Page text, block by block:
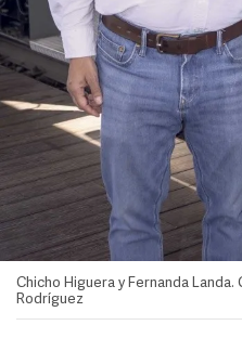
Chicho Higuera y Fernanda Landa.
Rodríguez